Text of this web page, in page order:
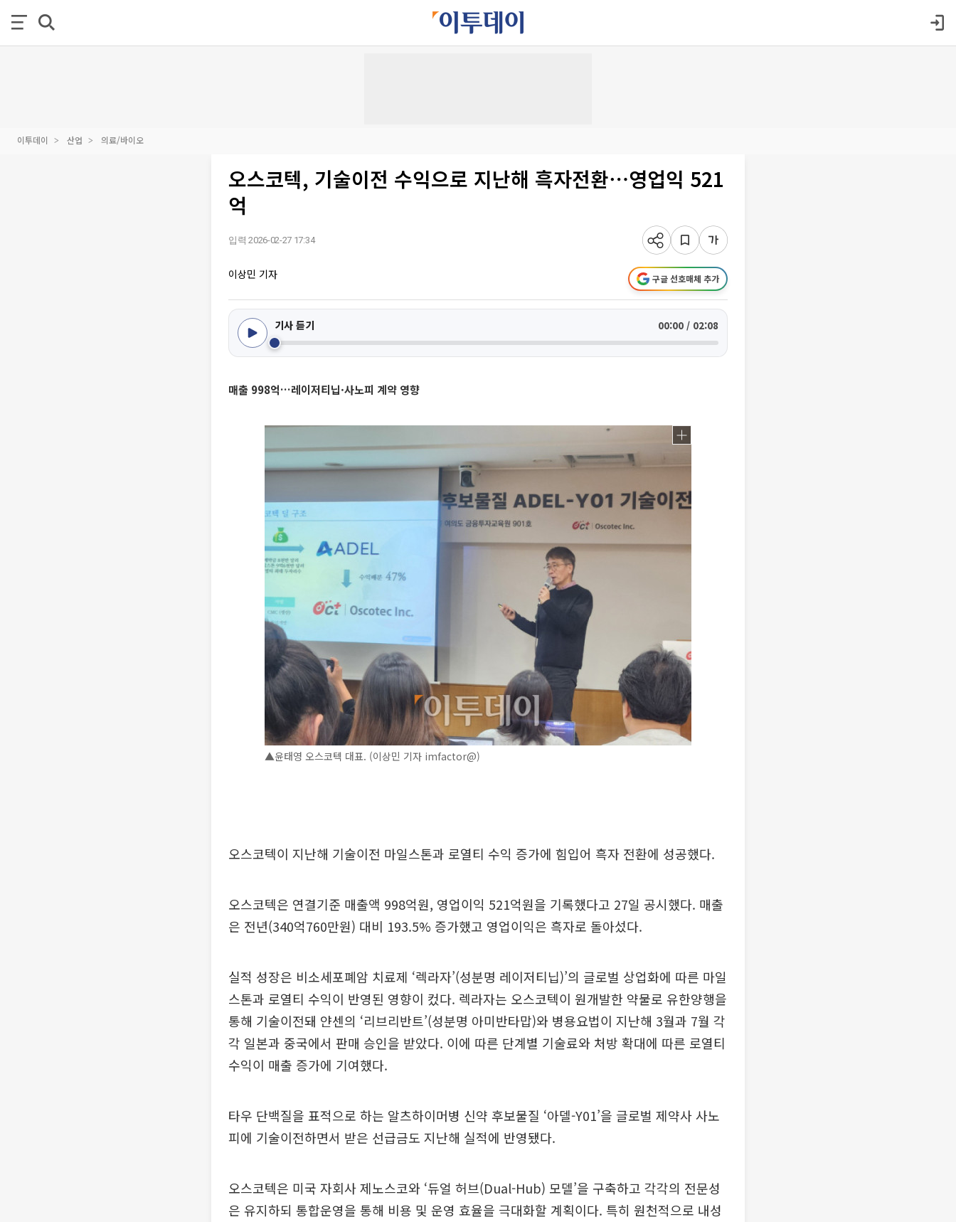
이투데이 산업 의료/바이오
오스코텍, 기술이전 수익으로 지난해 흑자전환⋯영업익 521
억
입력 2026-02-27 17:34
이상민 기자 구글 선호매체 추가
기사 듣기 00:00 / 02:08
매출 998억…레이저티닙·사노피 계약 영향
▲윤태영 오스코텍 대표. (이상민 기자 imfactor@)
오스코텍이 지난해 기술이전 마일스톤과 로열티 수익 증가에 힘입어 흑자 전환에 성공했다.
오스코텍은 연결기준 매출액 998억원, 영업이익 521억원을 기록했다고 27일 공시했다. 매출
은 전년(340억760만원) 대비 193.5% 증가했고 영업이익은 흑자로 돌아섰다.
실적 성장은 비소세포폐암 치료제 ‘렉라자’(성분명 레이저티닙)’의 글로벌 상업화에 따른 마일
스톤과 로열티 수익이 반영된 영향이 컸다. 렉라자는 오스코텍이 원개발한 약물로 유한양행을
통해 기술이전돼 얀센의 ‘리브리반트’(성분명 아미반타맙)와 병용요법이 지난해 3월과 7월 각
각 일본과 중국에서 판매 승인을 받았다. 이에 따른 단계별 기술료와 처방 확대에 따른 로열티
수익이 매출 증가에 기여했다.
타우 단백질을 표적으로 하는 알츠하이머병 신약 후보물질 ‘아델-Y01’을 글로벌 제약사 사노
피에 기술이전하면서 받은 선급금도 지난해 실적에 반영됐다.
오스코텍은 미국 자회사 제노스코와 ‘듀얼 허브(Dual-Hub) 모델’을 구축하고 각각의 전문성
은 유지하되 통합운영을 통해 비용 및 운영 효율을 극대화할 계획이다. 특히 원천적으로 내성